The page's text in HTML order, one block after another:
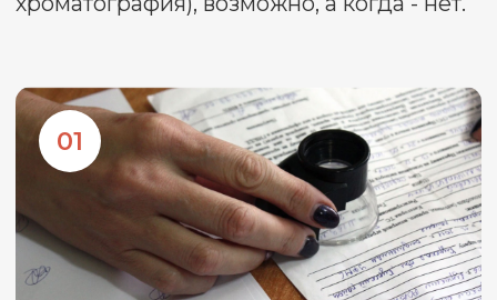
Почему так долго проводят
Такой длительный срок проведения
обусловлен выбором метода -
газожидкостной хроматографией. Один
цикл длится 30 дней, но не всегда его
достаточно, чтобы определить «возраст»
документа. Испарение «летучих»
веществ - это не линейный процесс,
поэтому может понадобиться несколько
циклов для того, чтобы ответить на
поставленные вопросы.